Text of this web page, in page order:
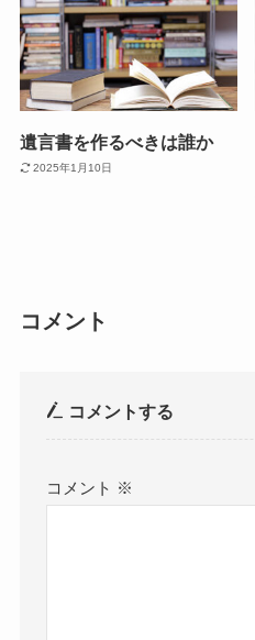
遺言書を作るべきは誰か
2025年1月10日
コメント
コメントする
コメント ※